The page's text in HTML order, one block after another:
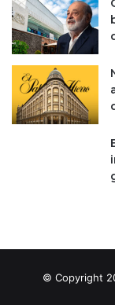
© Copyright